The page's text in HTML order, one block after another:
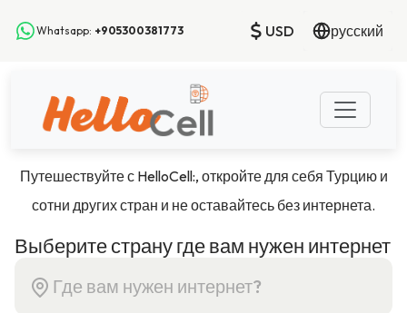
Whatsapp: +905300381773 USD русский
Путешествуйте с HelloCell:, откройте для себя Турцию и
сотни других стран и не оставайтесь без интернета.
Выберите страну где вам нужен интернет